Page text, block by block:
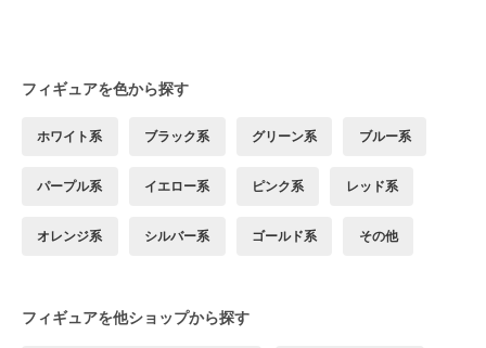
フィギュアを色から探す
ホワイト系 ブラック系 グリーン系 ブルー系
パープル系 イエロー系 ピンク系 レッド系
オレンジ系 シルバー系 ゴールド系 その他
フィギュアを他ショップから探す